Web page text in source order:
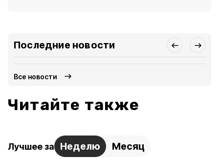
Последние новости
Все новости
Читайте также
Лучшее за Неделю Месяц